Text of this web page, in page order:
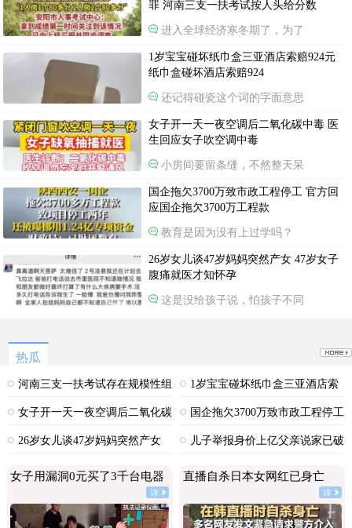
罪 河南三支一扶考试按人头给分数
进入全球经济寒冬期了，为了
1岁宝宝碰坏纸巾盒三亚酒店索赔924元
纸巾盒碰坏酒店索赔924
还记得碰瓷这个词的字面意思
女子开一天一夜空调后二氧化碳中毒 医
生回应女子吹空调中毒
小房间要留条缝，不然整天呆
国企拖欠3700万致市政工程停工 官方回
应国企拖欠3700万工程款
教育是因为没有上过学吗？
26岁女儿谈47岁妈妈突然产女 47岁女子
腹痛就医才知怀孕
这是没给孩子说，怕孩子不同
热瓜
河南三支一扶考试存在规模性组
织作弊犯罪
1岁宝宝碰坏纸巾盒三亚酒店索
赔924元
女子开一天一夜空调后二氧化碳
中毒
国企拖欠3700万致市政工程停工
26岁女儿谈47岁妈妈突然产女
儿子举报身价上亿父亲说家已破
女子用漏洞0元买了3千台电器
详
直播自杀日本女网红已身亡
详